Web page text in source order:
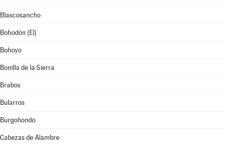
Blascosancho
Bohodón (El)
Bohoyo
Bonilla de la Sierra
Brabos
Bularros
Burgohondo
Cabezas de Alambre